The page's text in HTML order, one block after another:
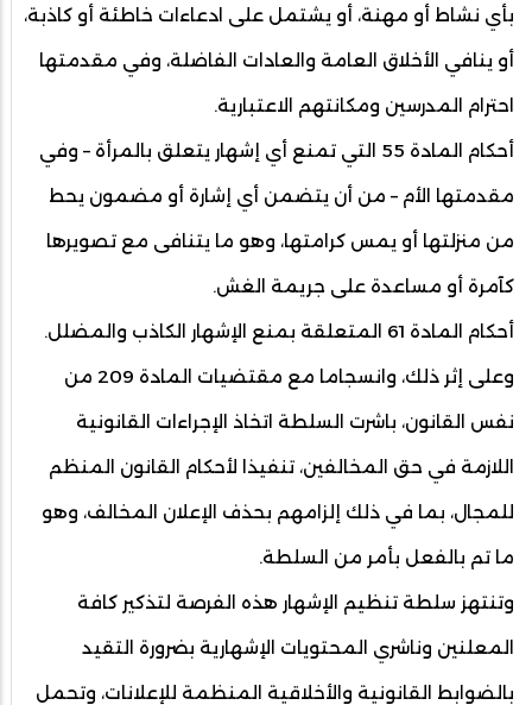
بأي نشاط أو مهنة، أو يشتمل على ادعاءات خاطئة أو كاذبة،
أو ينافي الأخلاق العامة والعادات الفاضلة، وفي مقدمتها
احترام المدرسين ومكانتهم الاعتبارية.
أحكام المادة 55 التي تمنع أي إشهار يتعلق بالمرأة – وفي
مقدمتها الأم – من أن يتضمن أي إشارة أو مضمون يحط
من منزلتها أو يمس كرامتها، وهو ما يتنافى مع تصويرها
كآمرة أو مساعدة على جريمة الغش.
أحكام المادة 61 المتعلقة بمنع الإشهار الكاذب والمضلل.
وعلى إثر ذلك، وانسجاما مع مقتضيات المادة 209 من
نفس القانون، باشرت السلطة اتخاذ الإجراءات القانونية
اللازمة في حق المخالفين، تنفيذا لأحكام القانون المنظم
للمجال، بما في ذلك إلزامهم بحذف الإعلان المخالف، وهو
ما تم بالفعل بأمر من السلطة.
وتنتهز سلطة تنظيم الإشهار هذه الفرصة لتذكير كافة
المعلنين وناشري المحتويات الإشهارية بضرورة التقيد
بالضوابط القانونية والأخلاقية المنظمة للإعلانات، وتحمل